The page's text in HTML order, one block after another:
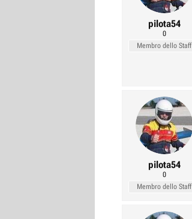
pilota54
0
Membro dello Staff
pilota54
0
Membro dello Staff